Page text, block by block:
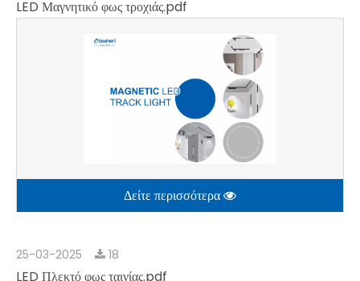
LED Μαγνητικό φως τροχιάς.pdf
Δείτε περισσότερα
25-03-2025 18
LED Πλεκτό φως ταινίας.pdf